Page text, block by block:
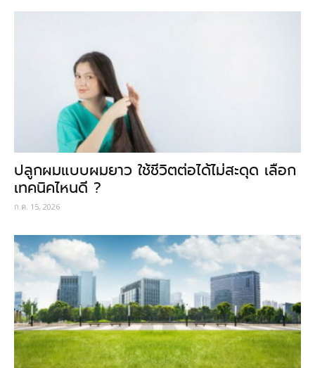
ปลูกผมแบบผมยาว ใช้ชีวิตต่อได้ไม่สะดุด เลือก
เทคนิคไหนดี ?
ก.ค. 15, 2026